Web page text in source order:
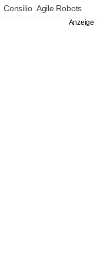
Consilio Agile Robots